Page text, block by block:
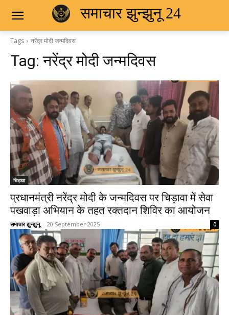
समाचार झुन्झुनू 24
Tags नरेंद्र मोदी जन्मदिवस
Tag:नरेंद्र मोदी जन्मदिवस
चिड़ावा
प्रधानमंत्री नरेंद्र मोदी के जन्मदिवस पर चिड़ावा में सेवा
पखवाड़ा अभियान के तहत रक्तदान शिविर का आयोजन
समाचार झुन्झुनू - 20 September 2025 0